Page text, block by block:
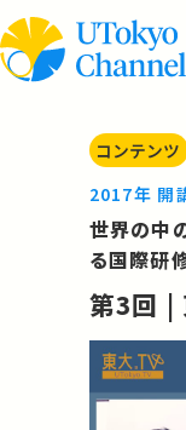
コンテンツ
2017年 開
世界の中
る国際研
第3回 |